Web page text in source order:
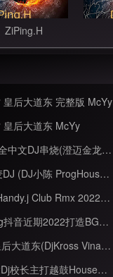
ZiPing.H
后大道东 完整版 McYy
后大道东 McYy
DJ0898独家-打造全中文DJ串烧(澄迈金龙巷太子专属)
小咪小莫-小莫骚麦DJ (DJ小陈 ProgHouse Rmx 国语女)
Beyond - 长城(DjHandy.j Club Rmx 2022 粤语 车载版)
Dj苏喂-国粤语Prog抖音近期2022打造BGM火爆首首精品合集串烧
罗大佑 蒋志光 - 皇后大道东(DjKross VinaHouse Mix 粤语)
海口dj定仔-呀诺达Dj校长主打越鼓House全英文上头串烧